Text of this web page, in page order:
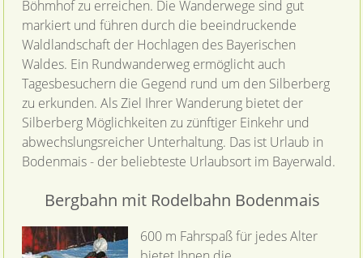
Böhmhof zu erreichen. Die Wanderwege sind gut
markiert und führen durch die beeindruckende
Waldlandschaft der Hochlagen des Bayerischen
Waldes. Ein Rundwanderweg ermöglicht auch
Tagesbesuchern die Gegend rund um den Silberberg
zu erkunden. Als Ziel Ihrer Wanderung bietet der
Silberberg Möglichkeiten zu zünftiger Einkehr und
abwechslungsreicher Unterhaltung. Das ist Urlaub in
Bodenmais - der beliebteste Urlaubsort im Bayerwald.
Bergbahn mit Rodelbahn Bodenmais
600 m Fahrspaß für jedes Alter